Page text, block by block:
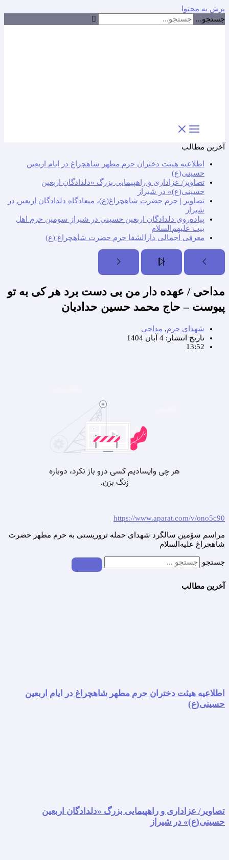
پرش به محتوا
جستجو...
آخرین مطالب
اطلاعیه هیئت دختران حرم مطهر شاهچراغ در ایام اربعین
حسینی(ع)
تصاویر/ عزاداری و راهپیمایی بزرگ «دلدادگان اربعین
حسینی(ع)» در شیراز
تصاویر | حرم حضرت شاهچراغ(ع)، میعادگاه دلدادگان اربعین در
شیراز
پیاده‌روی دلدادگان اربعین حسینی در شیراز سومین حرم اهل
بیت علیهم‌السلام
معرفی اجمالی دارالشفا حرم حضرت شاهچراغ (ع)
مداحی / عهده دار من بی دست برد هر کی به تو
پیوست – حاج محمد حسین حدادیان
شهدای حرم, مداحی
تاریخ انتشار: 4 آبان 1404
13:52
https://www.aparat.com/v/ono5c90
مراسم سوّمین سالگرد شهدای حمله تروریستی به حرم مطهر حضرت
شاهچراغ علیه‌السلام
جستجو
آخرین مطالب
اطلاعیه هیئت دختران حرم مطهر شاهچراغ در ایام اربعین
حسینی(ع)
تصاویر/ عزاداری و راهپیمایی بزرگ «دلدادگان اربعین
حسینی(ع)» در شیراز